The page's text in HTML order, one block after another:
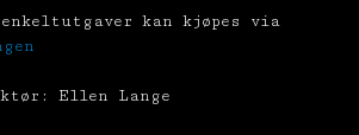
enkeltutgaver kan kjøpes via
Ellen Lange